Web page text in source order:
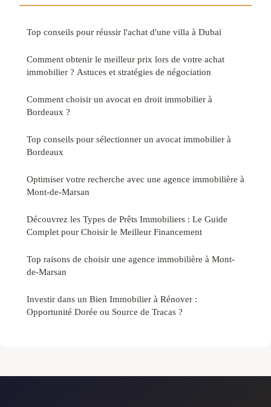
Top conseils pour réussir l'achat d'une villa à Dubaï
Comment obtenir le meilleur prix lors de votre achat
immobilier ? Astuces et stratégies de négociation
Comment choisir un avocat en droit immobilier à
Bordeaux ?
Top conseils pour sélectionner un avocat immobilier à
Bordeaux
Optimiser votre recherche avec une agence immobilière à
Mont-de-Marsan
Découvrez les Types de Prêts Immobiliers : Le Guide
Complet pour Choisir le Meilleur Financement
Top raisons de choisir une agence immobilière à Mont-
de-Marsan
Investir dans un Bien Immobilier à Rénover :
Opportunité Dorée ou Source de Tracas ?